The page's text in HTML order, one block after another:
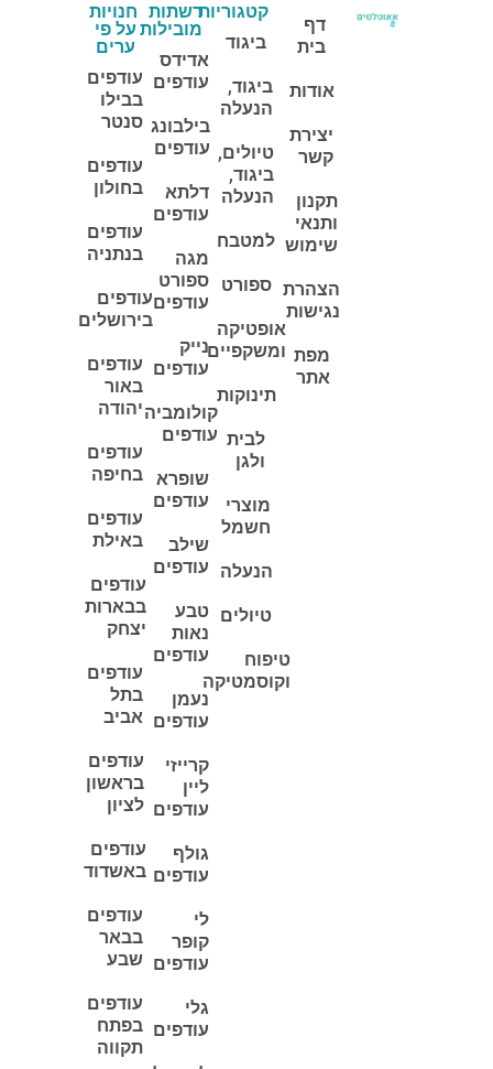
דף
בית
אודות
יצירת
קשר
תקנון
ותנאי
שימוש
הצהרת
נגישות
מפת
אתר
קטגוריות
ביגוד
ביגוד,
הנעלה
טיולים,
ביגוד,
הנעלה
למטבח
ספורט
אופטיקה
ומשקפיים
תינוקות
לבית
ולגן
מוצרי
חשמל
הנעלה
טיולים
טיפוח
וקוסמטיקה
רשתות
מובילות
אדידס
עודפים
בילבונג
עודפים
דלתא
עודפים
מגה
ספורט
עודפים
נייק
עודפים
קולומביה
עודפים
שופרא
עודפים
שילב
עודפים
טבע
נאות
עודפים
נעמן
עודפים
קרייזי
ליין
עודפים
גולף
עודפים
לי
קופר
עודפים
גלי
עודפים
חנויות
על פי
ערים
עודפים
בבילו
סנטר
עודפים
בחולון
עודפים
בנתניה
עודפים
בירושלים
עודפים
באור
יהודה
עודפים
בחיפה
עודפים
באילת
עודפים
בבארות
יצחק
עודפים
בתל
אביב
עודפים
בראשון
לציון
עודפים
באשדוד
עודפים
בבאר
שבע
עודפים
בפתח
תקווה